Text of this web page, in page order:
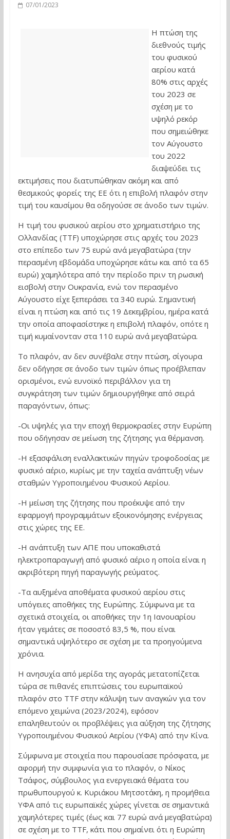
07/01/2023
Η πτώση της
διεθνούς τιμής
του φυσικού
αερίου κατά
80% στις αρχές
του 2023 σε
σχέση με το
υψηλό ρεκόρ
που σημειώθηκε
τον Αύγουστο
του 2022
διαψεύδει τις
εκτιμήσεις που διατυπώθηκαν ακόμη και από
θεσμικούς φορείς της ΕΕ ότι η επιβολή πλαφόν στην
τιμή του καυσίμου θα οδηγούσε σε άνοδο των τιμών.
Η τιμή του φυσικού αερίου στο χρηματιστήριο της
Ολλανδίας (TTF) υποχώρησε στις αρχές του 2023
στο επίπεδο των 75 ευρώ ανά μεγαβατώρα (την
περασμένη εβδομάδα υποχώρησε κάτω και από τα 65
ευρώ) χαμηλότερα από την περίοδο πριν τη ρωσική
εισβολή στην Ουκρανία, ενώ τον περασμένο
Αύγουστο είχε ξεπεράσει τα 340 ευρώ. Σημαντική
είναι η πτώση και από τις 19 Δεκεμβρίου, ημέρα κατά
την οποία αποφασίστηκε η επιβολή πλαφόν, οπότε η
τιμή κυμαίνονταν στα 110 ευρώ ανά μεγαβατώρα.
Το πλαφόν, αν δεν συνέβαλε στην πτώση, σίγουρα
δεν οδήγησε σε άνοδο των τιμών όπως προέβλεπαν
ορισμένοι, ενώ ευνοϊκό περιβάλλον για τη
συγκράτηση των τιμών δημιουργήθηκε από σειρά
παραγόντων, όπως:
-Οι υψηλές για την εποχή θερμοκρασίες στην Ευρώπη
που οδήγησαν σε μείωση της ζήτησης για θέρμανση.
-Η εξασφάλιση εναλλακτικών πηγών τροφοδοσίας με
φυσικό αέριο, κυρίως με την ταχεία ανάπτυξη νέων
σταθμών Υγροποιημένου Φυσικού Αερίου.
-Η μείωση της ζήτησης που προέκυψε από την
εφαρμογή προγραμμάτων εξοικονόμησης ενέργειας
στις χώρες της ΕΕ.
-Η ανάπτυξη των ΑΠΕ που υποκαθιστά
ηλεκτροπαραγωγή από φυσικό αέριο η οποία είναι η
ακριβότερη πηγή παραγωγής ρεύματος.
-Τα αυξημένα αποθέματα φυσικού αερίου στις
υπόγειες αποθήκες της Ευρώπης. Σύμφωνα με τα
σχετικά στοιχεία, οι αποθήκες την 1η Ιανουαρίου
ήταν γεμάτες σε ποσοστό 83,5 %, που είναι
σημαντικά υψηλότερο σε σχέση με τα προηγούμενα
χρόνια.
Η ανησυχία από μερίδα της αγοράς μετατοπίζεται
τώρα σε πιθανές επιπτώσεις του ευρωπαϊκού
πλαφόν στο TTF στην κάλυψη των αναγκών για τον
επόμενο χειμώνα (2023/2024), εφόσον
επαληθευτούν οι προβλέψεις για αύξηση της ζήτησης
Υγροποιημένου Φυσικού Αερίου (ΥΦΑ) από την Κίνα.
Σύμφωνα με στοιχεία που παρουσίασε πρόσφατα, με
αφορμή την συμφωνία για το πλαφόν, ο Νίκος
Τσάφος, σύμβουλος για ενεργειακά θέματα του
πρωθυπουργού κ. Κυριάκου Μητσοτάκη, η προμήθεια
ΥΦΑ από τις ευρωπαϊκές χώρες γίνεται σε σημαντικά
χαμηλότερες τιμές (έως και 77 ευρώ ανά μεγαβατώρα)
σε σχέση με το TTF, κάτι που σημαίνει ότι η Ευρώπη